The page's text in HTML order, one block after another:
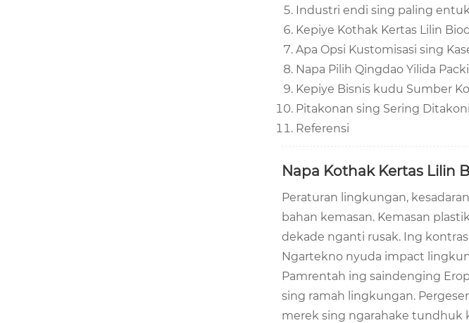
Industri endi sing paling
Kepiye Kothak Kertas Lilin
Apa Opsi Kustomisasi sing
Napa Pilih Qingdao Yilida
Kepiye Bisnis kudu Sumber
Pitakonan sing Sering Ditakoni
Referensi
Napa Kothak Kertas Lilin
Peraturan lingkungan,
bahan kemasan. Kemasan
dekade nganti rusak. Ing
Ngartekno nyuda impact
Pamrentah ing saindenging
sing ramah lingkungan.
merek sing ngarahake tundhuk